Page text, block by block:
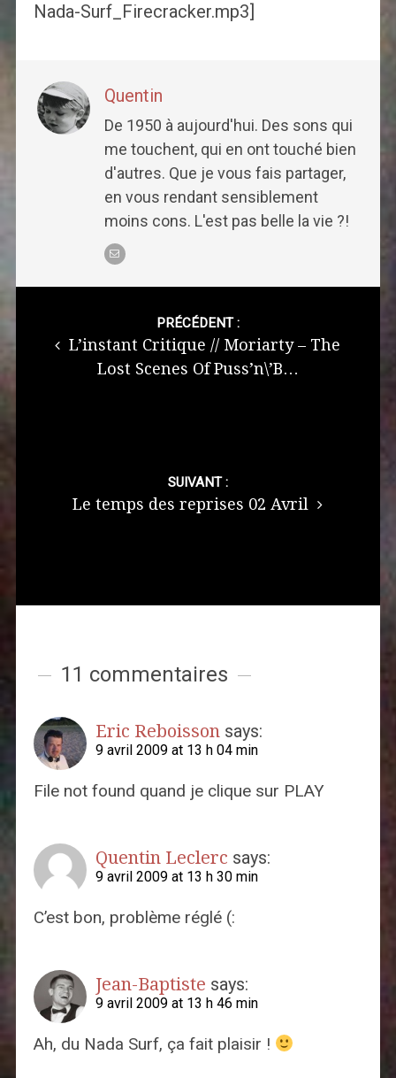
Nada-Surf_Firecracker.mp3]
Quentin
De 1950 à aujourd'hui. Des sons qui
me touchent, qui en ont touché bien
d'autres. Que je vous fais partager,
en vous rendant sensiblement
moins cons. L'est pas belle la vie ?!
PRÉCÉDENT :
L’instant Critique // Moriarty – The
Lost Scenes Of Puss’n\’B…
SUIVANT :
Le temps des reprises 02 Avril
11 commentaires
Eric Reboisson says:
9 avril 2009 at 13 h 04 min
File not found quand je clique sur PLAY
Quentin Leclerc says:
9 avril 2009 at 13 h 30 min
C’est bon, problème réglé (:
Jean-Baptiste says:
9 avril 2009 at 13 h 46 min
Ah, du Nada Surf, ça fait plaisir !